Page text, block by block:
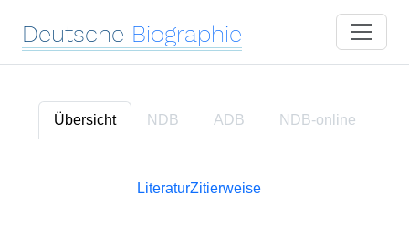
Deutsche Biographie
Übersicht NDB ADB NDB-online
LiteraturZitierweise